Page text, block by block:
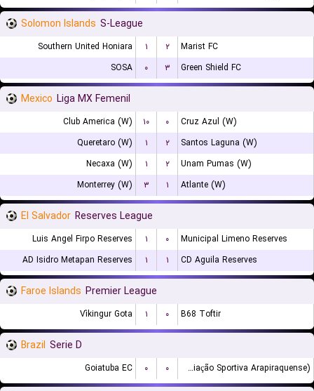
Solomon Islands S-League
Southern United Honiara ۱ ۲
Marist FC
SOSA
۰ ۳ Green Shield FC
Mexico Liga MX Femenil
Club America (W) ۱۰ ۰
Cruz Azul (W)
Queretaro (W)
۱ ۲
Santos Laguna (W)
Necaxa (W)
۱ ۲
Unam Pumas (W)
Monterrey (W)
۳ ۱ Atlante (W)
El Salvador Reserves League
Luis Angel Firpo Reserves ۱ ۰
Municipal Limeno Reserves
AD Isidro Metapan Reserves
۱ ۱ CD Aguila Reserves
Faroe Islands Premier League
Víkingur Gota ۱ ۰ B68 Toftir
Brazil Serie D
Goiatuba EC ۰ ۰ ASA (Agremiação Sportiva Arapiraquense)